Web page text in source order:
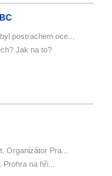
postrachem oce...
Jak na to?
Organizátor Pra...
na hři...